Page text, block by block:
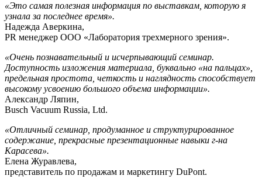
«Это самая полезная информация по выставкам, которую я
узнала за последнее время».
Надежда Аверкина,
PR менеджер ООО «Лаборатория трехмерного зрения».
«Очень познавательный и исчерпывающий семинар.
Доступность изложения материала, буквально «на пальцах»,
предельная простота, четкость и наглядность способствует
высокому усвоению большого объема информации».
Александр Ляпин,
Busch Vacuum Russia, Ltd.
«Отличный семинар, продуманное и структурированное
содержание, прекрасные презентационные навыки г-на
Карасева».
Елена Журавлева,
представитель по продажам и маркетингу DuPont.